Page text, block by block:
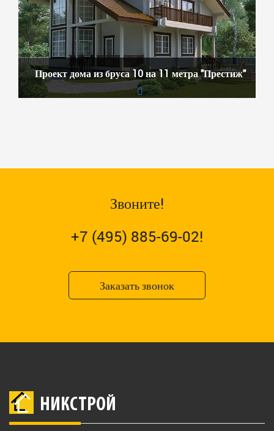
Проект дома из бруса 10 на 11 метра "Престиж"
Звоните!
+7 (495) 885-69-02!
Заказать звонок
НИКСТРОЙ